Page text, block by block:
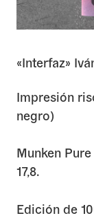
«Interfaz»
Impresión
negro)
Munken Pure
17,8.
Edición de